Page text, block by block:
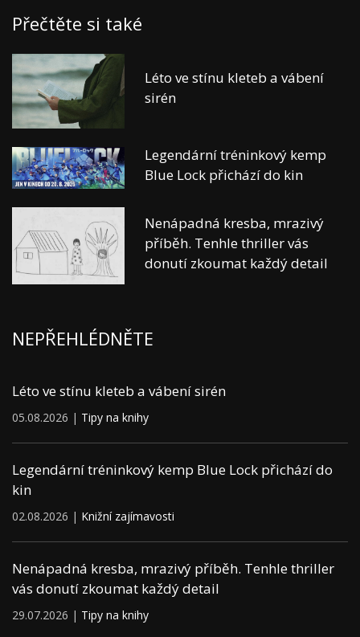
Přečtěte si také
Léto ve stínu kleteb a vábení
sirén
Legendární tréninkový kemp
Blue Lock přichází do kin
Nenápadná kresba, mrazivý
příběh. Tenhle thriller vás
donutí zkoumat každý detail
NEPŘEHLÉDNĚTE
Léto ve stínu kleteb a vábení sirén
05.08.2026 | Tipy na knihy
Legendární tréninkový kemp Blue Lock přichází do
kin
02.08.2026 | Knižní zajímavosti
Nenápadná kresba, mrazivý příběh. Tenhle thriller
vás donutí zkoumat každý detail
29.07.2026 | Tipy na knihy